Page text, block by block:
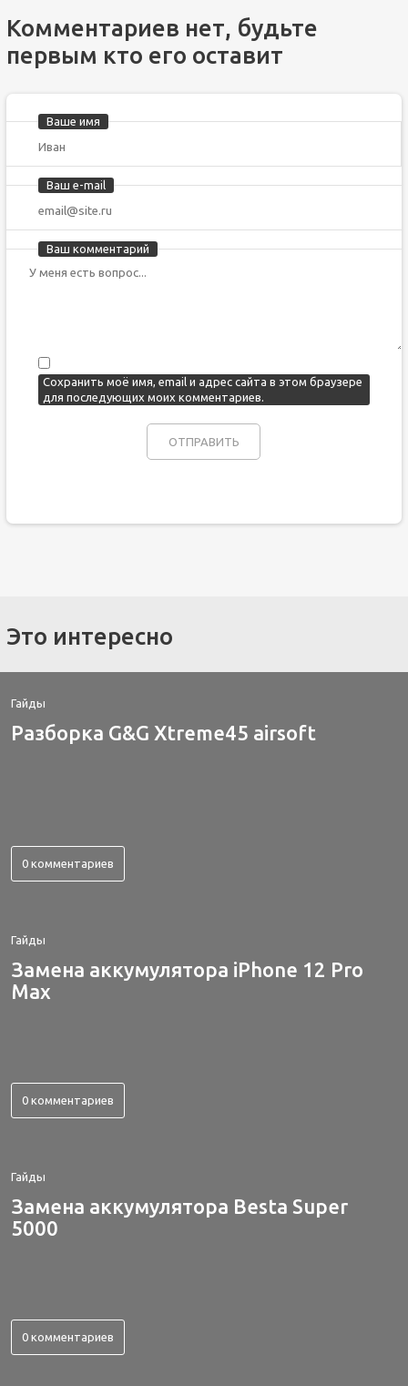
Комментариев нет, будьте
первым кто его оставит
Ваше имя
Ваш e-mail
Ваш комментарий
Сохранить моё имя, email и адрес сайта в этом браузере
для последующих моих комментариев.
Это интересно
Гайды
Разборка G&G Xtreme45 airsoft
0 комментариев
Гайды
Замена аккумулятора iPhone 12 Pro
Max
0 комментариев
Гайды
Замена аккумулятора Besta Super
5000
0 комментариев